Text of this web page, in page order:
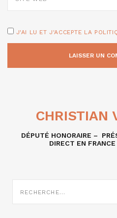
J'AI LU ET J'ACCEPTE LA
CHRISTIAN
DÉPUTÉ HONORAIRE –
DIRECT EN
SUR